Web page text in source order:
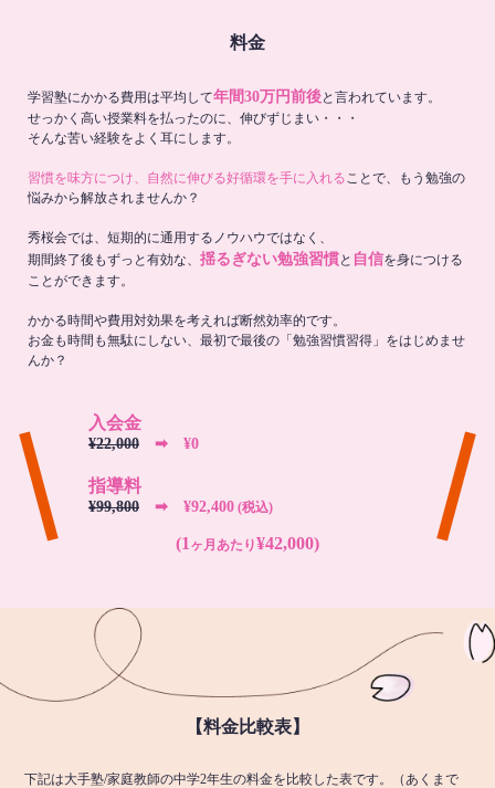
料金
学習塾にかかる費用は平均して年間30万円前後と言われています。
せっかく高い授業料を払ったのに、伸びずじまい・・・
そんな苦い経験をよく耳にします。
習慣を味方につけ、自然に伸びる好循環を手に入れる ことで、もう勉強の
悩みから解放されませんか？
秀桜会では、短期的に通用するノウハウではなく、
期間終了後もずっと有効な、 揺るぎない勉強習慣と 自信を身につける
ことができます。
かかる時間や費用対効果を考えれば断然効率的です。
お金も時間も無駄にしない、最初で最後の「勉強習慣習得」をはじめませ
んか？
入会金
¥22,000 ➡︎ ¥0
指導料
¥99,800 ➡︎ ¥92,400 (税込)
(1 ヶ月あたり¥42,000)
【料金比較表】
下記は大手塾/家庭教師の中学2年生の料金を比較した表です。（あくまで